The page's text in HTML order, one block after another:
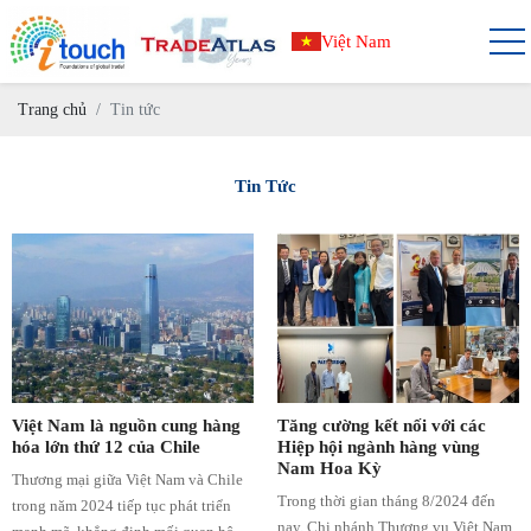
Việt Nam
Trang chủ Tin tức
Tin Tức
Việt Nam là nguồn cung hàng
hóa lớn thứ 12 của Chile
Thương mại giữa Việt Nam và Chile
trong năm 2024 tiếp tục phát triển
Tăng cường kết nối với các
Hiệp hội ngành hàng vùng
Nam Hoa Kỳ
Trong thời gian tháng 8/2024 đến
nay, Chi nhánh Thương vụ Việt Nam